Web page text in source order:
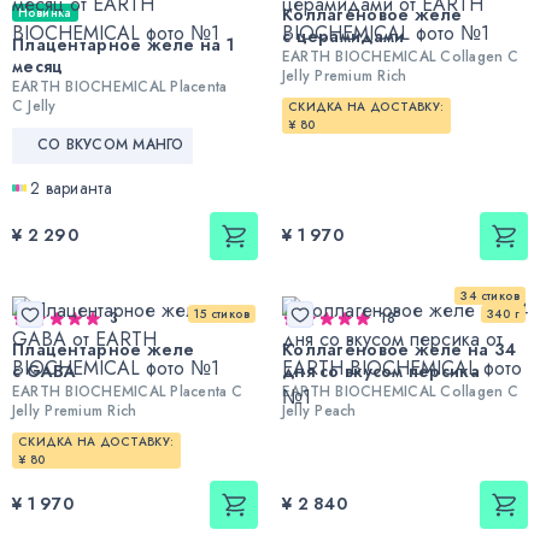
Новинка
Плацентарное желе на 1
месяц
EARTH BIOCHEMICAL Placenta
С Jelly
СО ВКУСОМ МАНГО
2 варианта
¥ 2 290
Коллагеновое желе
с церамидами
EARTH BIOCHEMICAL Collagen C
Jelly Premium Rich
СКИДКА НА ДОСТАВКУ:
¥ 80
¥ 1 970
15 стиков
3
Плацентарное желе
с GABA
EARTH BIOCHEMICAL Placenta C
Jelly Premium Rich
СКИДКА НА ДОСТАВКУ:
¥ 80
¥ 1 970
34 стиков
340 г
18
Коллагеновое желе на 34
дня со вкусом персика
EARTH BIOCHEMICAL Collagen C
Jelly Peach
¥ 2 840